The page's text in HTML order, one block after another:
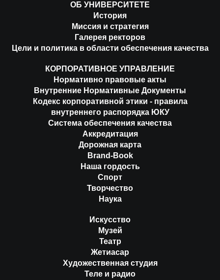
ОБ УНИВЕРСИТЕТЕ
История
Миссия и стратегия
Галерея ректоров
Цели и политика в области обеспечения качества
КОРПОРАТИВНОЕ УПРАВЛЕНИЕ
Нормативно правовые акты
Внутренние Нормативные Документы
Кодекс корпоративной этики - правила
внутреннего распорядка ЮКУ
Система обеспечения качества
Аккредитация
Дорожная карта
Brand-Book
Наша гордость
Спорт
Творчество
Наука
Искусство
Музей
Театр
Жетиасар
Художественная студия
Теле и радио